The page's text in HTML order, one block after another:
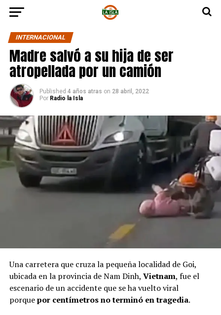
INTERNACIONAL
Madre salvó a su hija de ser
atropellada por un camión
Published 4 años atras on 28 abril, 2022
Por Radio la Isla
Una carretera que cruza la pequeña localidad de Goi,
ubicada en la provincia de Nam Dinh, Vietnam, fue el
escenario de un accidente que se ha vuelto viral
porquepor centímetros no terminó en tragedia.